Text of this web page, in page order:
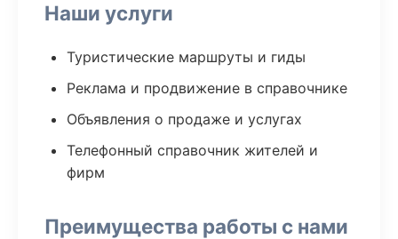
Наши услуги
Туристические маршруты и гиды
Реклама и продвижение в справочнике
Объявления о продаже и услугах
Телефонный справочник жителей и
фирм
Преимущества работы с нами